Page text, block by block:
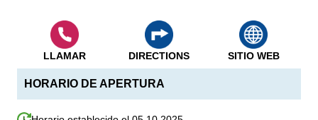
HORARIO DE APERTURA
LLAMAR DIRECTIONS SITIO WEB